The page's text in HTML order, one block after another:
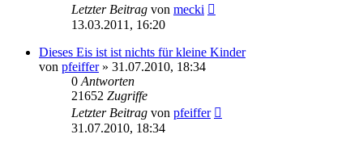
Letzter Beitrag von mecki
13.03.2011, 16:20
Dieses Eis ist ist nichts für kleine Kinder
von pfeiffer» 31.07.2010, 18:34
0 Antworten
21652 Zugriffe
Letzter Beitrag von pfeiffer
31.07.2010, 18:34